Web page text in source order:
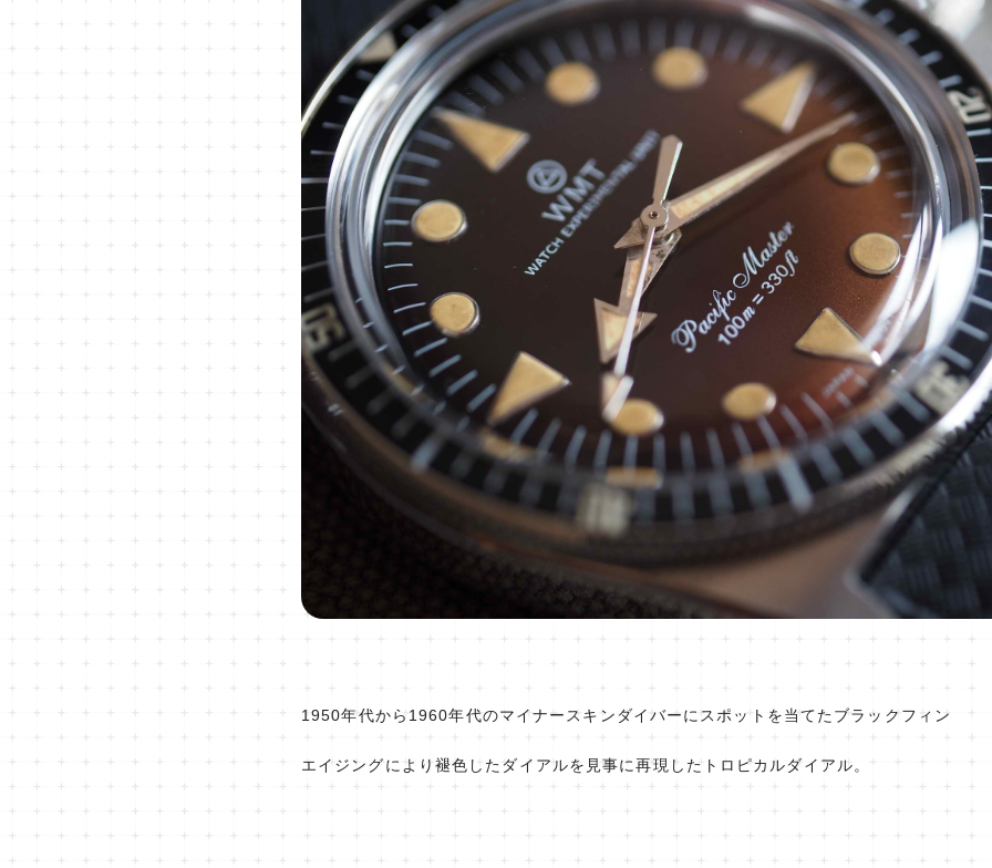
1950年代から1960年代のマイナースキンダイバーにスポットを当てたブラックフィン
エイジングにより褪色したダイアルを見事に再現したトロピカルダイアル。